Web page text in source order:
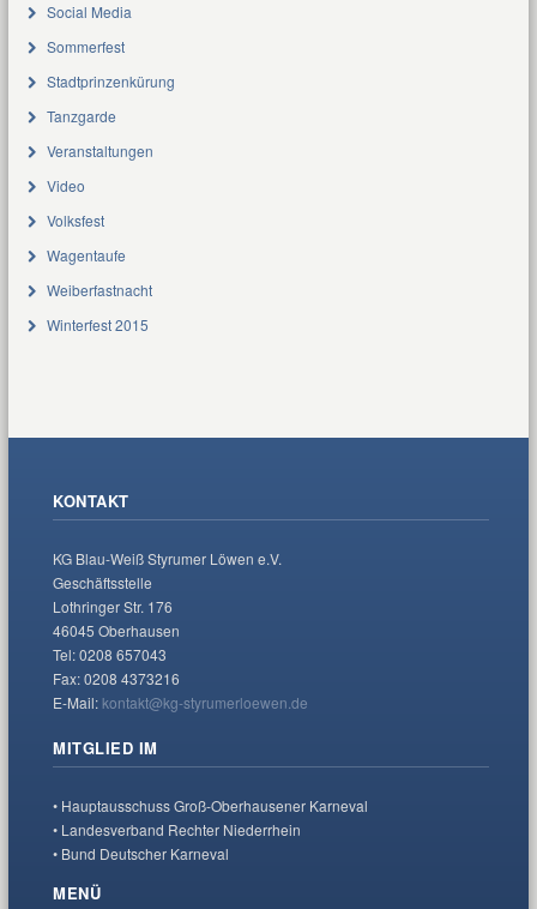
Social Media
Sommerfest
Stadtprinzenkürung
Tanzgarde
Veranstaltungen
Video
Volksfest
Wagentaufe
Weiberfastnacht
Winterfest 2015
KONTAKT
KG Blau-Weiß Styrumer Löwen e.V.
Geschäftsstelle
Lothringer Str. 176
46045 Oberhausen
Tel: 0208 657043
Fax: 0208 4373216
E-Mail: kontakt@kg-styrumerloewen.de
MITGLIED IM
• Hauptausschuss Groß-Oberhausener Karneval
• Landesverband Rechter Niederrhein
• Bund Deutscher Karneval
MENÜ